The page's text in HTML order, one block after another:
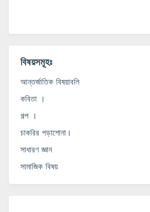
বিষয়সমূহঃ
আন্তর্জাতিক বিষয়াবলি
কবিতা ।
গল্প ।
চাকরির পড়াশোনা।
সাধারণ জ্ঞান
সামাজিক বিষয়